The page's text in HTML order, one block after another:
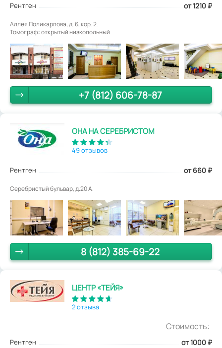
Рентген от 1210 ₽
Аллея Поликарпова, д. 6, кор. 2.
Томограф: открытый низкопольный
+7 (812) 606-78-87
ОНА НА СЕРЕБРИСТОМ
49 отзывов
Рентген от 660 ₽
Серебристый бульвар, д.20 А.
8 (812) 385-69-22
ЦЕНТР «ТЕЙЯ»
2 отзыва
Стоимость:
Рентген от 1000 ₽